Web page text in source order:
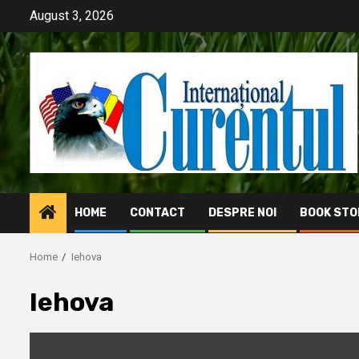
content
August 3, 2026
HOME CONTACT DESPRE NOI BOOK
Home Iehova
Iehova